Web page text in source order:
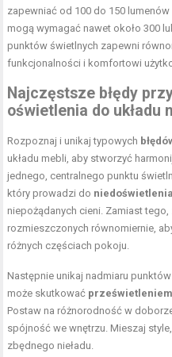
zapewniać od 100 do 150
mogą wymagać nawet około 300
punktów świetlnych zapewni
funkcjonalności i komfortowi
Najczęstsze błędy
oświetlenia do układu
Rozpoznaj i unikaj typowych
układu mebli, aby stworzyć
jednego, centralnego punktu
który prowadzi do
niepożądanych cieni. Zamiast tego,
rozmieszczonych równomiernie,
różnych częściach pokoju.
Następnie unikaj nadmiaru
może skutkować prześwietleniem
Postaw na różnorodność w
spójność we wnętrzu. Mieszaj
zbędnego nieładu.